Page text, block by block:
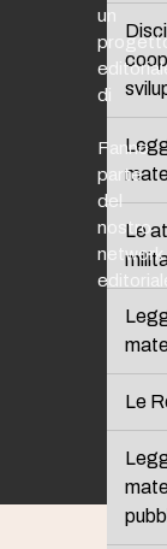
Le
Le
un
di
Fanno
parte
del
nostro
network